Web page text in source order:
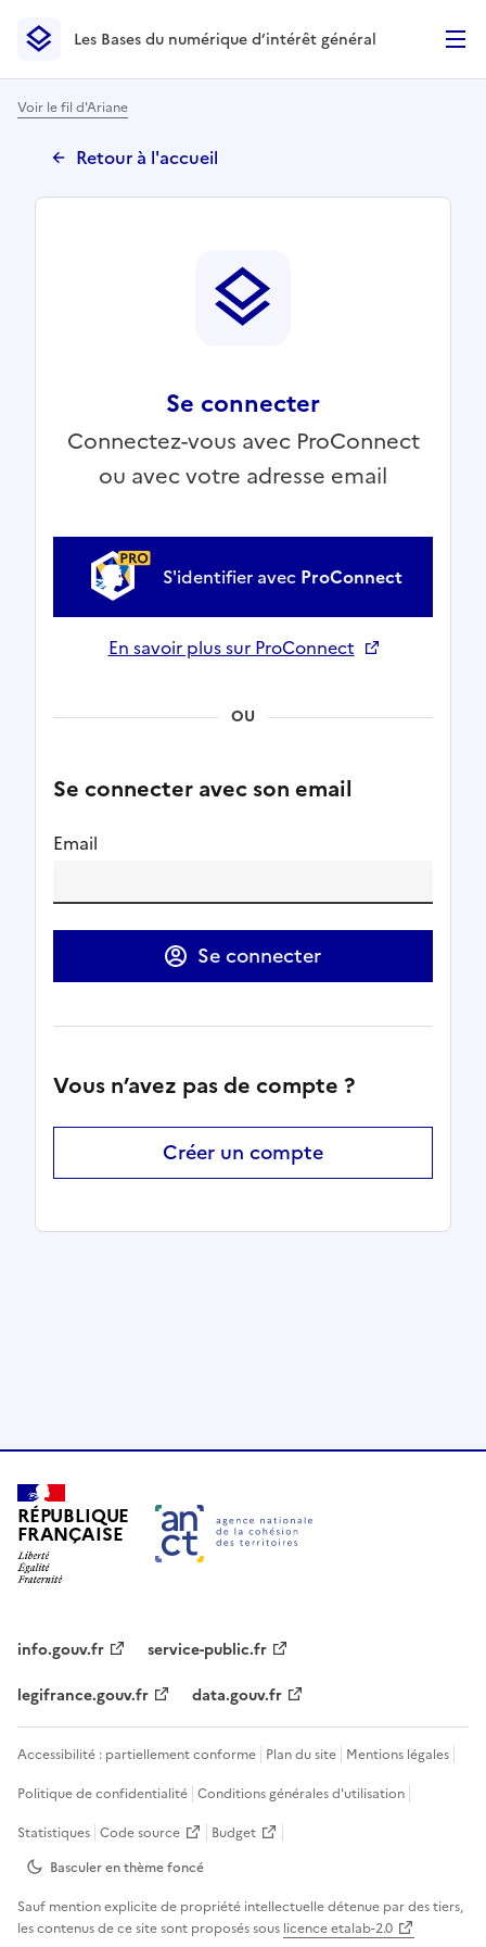
Les Bases du numérique d’intérêt général- Retour à la
Les Bases du numérique d’intérêt général
Voir le fil d'Ariane
Retour à l'accueil
Se connecter
Connectez-vous avec ProConnect
ou avec votre adresse email
S'identifier avec ProConnect
En savoir plus sur ProConnect
OU
Se connecter avec son email
Email
Se connecter
Vous n’avez pas de compte ?
Créer un compte
RÉPUBLIQUE
FRANÇAISE
info.gouv.fr
service-public.fr
legifrance.gouv.fr
data.gouv.fr
Accessibilité : partiellement conforme Plan du site Mentions légales
Politique de confidentialité Conditions générales d'utilisation
Statistiques Code source
Budget
Basculer en thèmefoncé
Sauf mention explicite de propriété intellectuelle détenue par des tiers,
les contenus de ce site sont proposés sous licence etalab-2.0